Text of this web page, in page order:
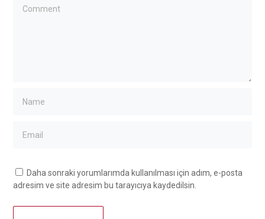
Daha sonraki yorumlarımda kullanılması için adım, e-posta
adresim ve site adresim bu tarayıcıya kaydedilsin.